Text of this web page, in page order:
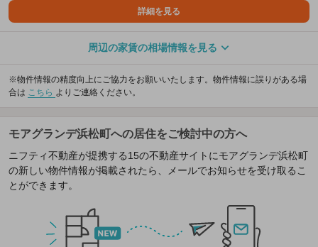
詳細を見る
周辺の家賃の相場情報を見る
※物件情報の精度向上にご協力をお願いいたします。物件情報に誤りがある場
合は こちら よりご連絡ください。
モアグランデ浜松町への居住をご検討中の方へ
ニフティ不動産が提携する15の不動産サイトにモアグランデ浜松町
の新しい物件情報が掲載されたら、メールでお知らせを受け取るこ
とができます。